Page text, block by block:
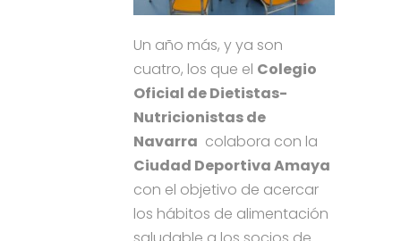
Un año más, y ya son
cuatro, los que el Colegio
Oficial de Dietistas-
Nutricionistas de
Navarra colabora con la
Ciudad Deportiva Amaya
con el objetivo de acercar
los hábitos de alimentación